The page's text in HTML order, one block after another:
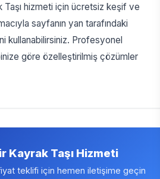
Taşı hizmeti için ücretsiz keşif ve
sayfanın yan tarafındaki
kullanabilirsiniz. Profesyonel
göre özelleştirilmiş çözümler
Kayrak Taşı Hizmeti
teklifi için hemen iletişime geçin